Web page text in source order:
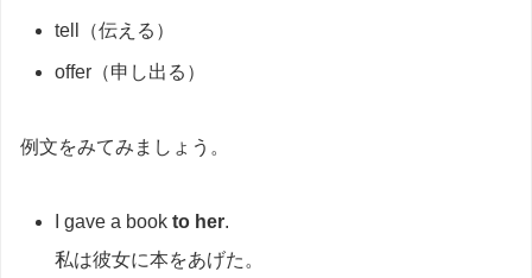
tell（伝える）
offer（申し出る）
例文をみてみましょう。
I gave a bookto her.
私は彼女に本をあげた。